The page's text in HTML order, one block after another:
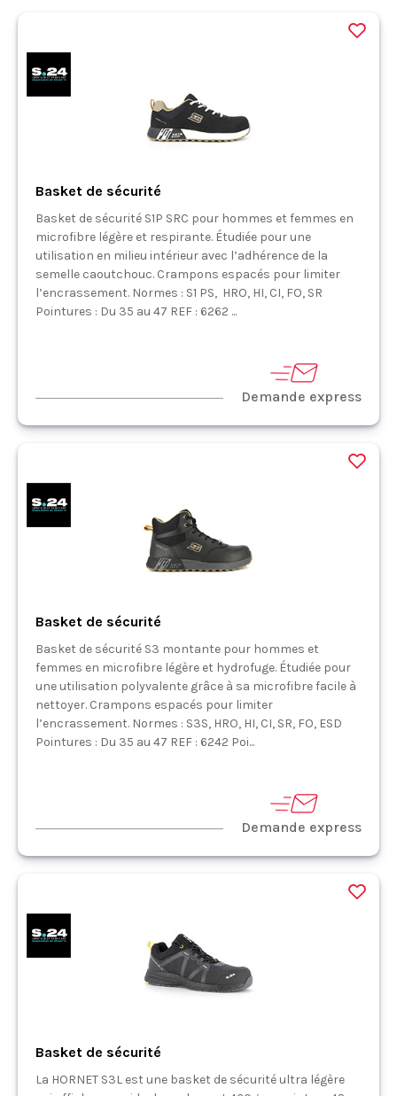
Basket de sécurité
Basket de sécurité S1P SRC pour hommes et femmes en
microfibre légère et respirante. Étudiée pour une
utilisation en milieu intérieur avec l’adhérence de la
semelle caoutchouc. Crampons espacés pour limiter
l’encrassement. Normes : S1 PS, HRO, HI, CI, FO, SR
Pointures : Du 35 au 47 REF : 6262 ...
Demande express
Basket de sécurité
Basket de sécurité S3 montante pour hommes et
femmes en microfibre légère et hydrofuge. Étudiée pour
une utilisation polyvalente grâce à sa microfibre facile à
nettoyer. Crampons espacés pour limiter
l’encrassement. Normes : S3S, HRO, HI, CI, SR, FO, ESD
Pointures : Du 35 au 47 REF : 6242 Poi...
Demande express
Basket de sécurité
La HORNET S3L est une basket de sécurité ultra légère